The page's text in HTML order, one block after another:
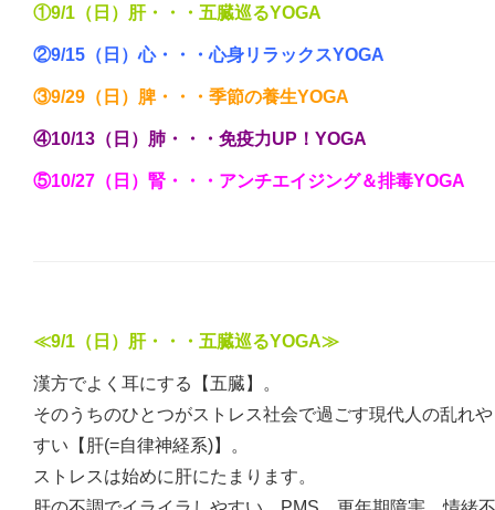
①9/1（日）肝・・・五臓巡るYOGA
②9/15（日）心・・・心身リラックスYOGA
③9/29（日）脾・・・季節の養生YOGA
④10/13（日）肺・・・免疫力UP！YOGA
⑤10/27（日）腎・・・アンチエイジング＆排毒YOGA
≪9/1（日）肝・・・五臓巡るYOGA≫
漢方でよく耳にする【五臓】。
そのうちのひとつがストレス社会で過ごす現代人の乱れや
すい【肝(=自律神経系)】。
ストレスは始めに肝にたまります。